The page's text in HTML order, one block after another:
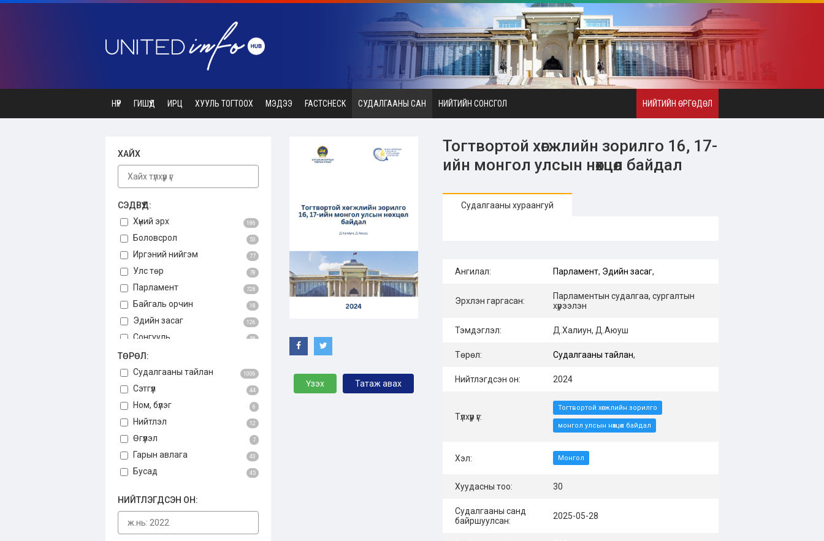
НҮҮР ГИШҮҮД ИРЦ ХУУЛЬ ТОГТООХ МЭДЭЭ FACTCHECK СУДАЛГААНЫ САН НИЙТИЙН СОНСГОЛ НИЙТИЙН ӨРГӨДӨЛ
ХАЙХ
СЭДВҮҮД:
Хүний эрх
186
Боловсрол 53
Иргэний нийгэм 77
Улс төр 78
Парламент 728
Байгаль орчин 18
Эдийн засаг 126
Сонгууль 58
Авлига
Үндсэн хууль 3
Бусад 34
ТӨРӨЛ:
Судалгааны тайлан
1006
Сэтгүүл 44
Ном, бүлэг 6
Нийтлэл 12
Өгүүлэл 7
Гарын авлага 43
Бусад 45
НИЙТЛЭГДСЭН ОН:
Үзэх Татаж авах
Тогтвортой хөгжлийн зорилго 16, 17-
ийн монгол улсын нөхцөл байдал
Судалгааны хураангуй
Ангилал: Парламент, Эдийн засаг,
Эрхлэн гаргасан:
Парламентын судалгаа, сургалтын
хүрээлэн
Тэмдэглэл: Д.Халиун, Д.Аюуш
Төрөл: Судалгааны тайлан,
Нийтлэгдсэн он: 2024
Түлхүүр үг:
Тогтвортой хөгжлийн зорилго
монгол улсын нөхцөл байдал
Хэл: Монгол
Хуудасны тоо: 30
Судалгааны санд
байршуулсан:
2025-05-28